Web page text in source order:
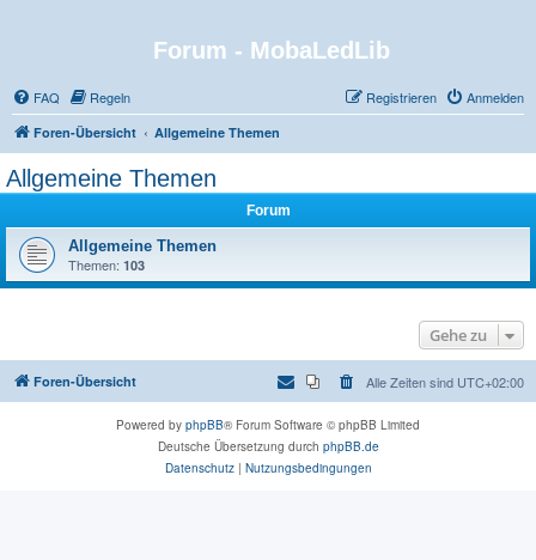
Forum - MobaLedLib
FAQ Regeln Anmelden
Registrieren
Foren-Übersicht Allgemeine Themen
Allgemeine Themen
Forum
Allgemeine Themen
Themen: 103
Gehe zu
Foren-Übersicht Alle Zeiten sind UTC+02:00
Powered by phpBB® Forum Software © phpBB Limited
Deutsche Übersetzung durch phpBB.de
Datenschutz| Nutzungsbedingungen